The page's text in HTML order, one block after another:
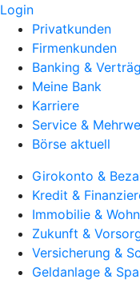
Login
Privatkunden
Firmenkunden
Banking &
Meine Bank
Karriere
Service &
Börse aktuell
Girokonto &
Kredit &
Immobilie &
Zukunft &
Versicherung &
Geldanlage &